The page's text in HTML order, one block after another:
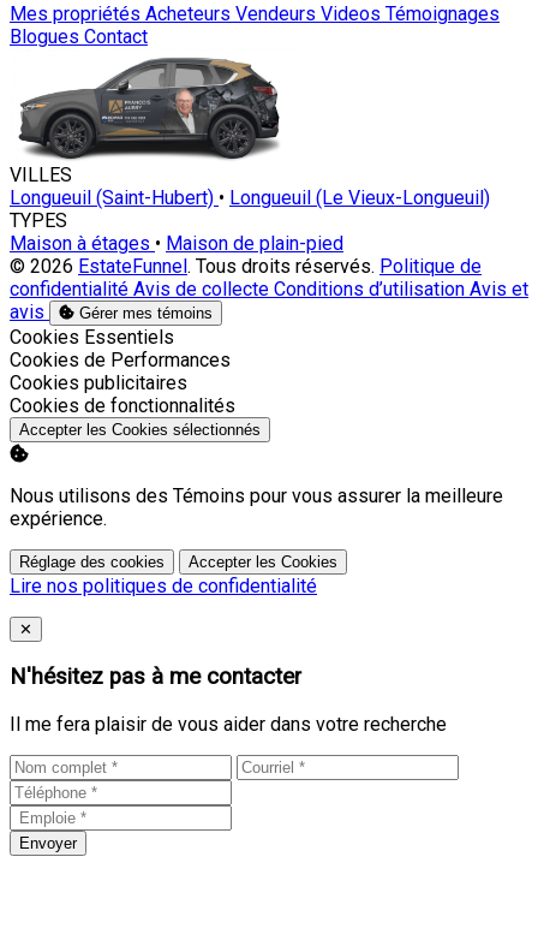
Mes propriétés Acheteurs Vendeurs Videos Témoignages
Blogues Contact
VILLES
Longueuil (Saint-Hubert) • Longueuil (Le Vieux-Longueuil)
TYPES
Maison à étages • Maison de plain-pied
© 2026 EstateFunnel. Tous droits réservés. Politique de
confidentialité Avis de collecte Conditions d’utilisation Avis et
avis
Gérer mes témoins
Activer
Cookies Essentiels
Activer
Cookies de Performances
Activer
Cookies publicitaires
Activer
Cookies de fonctionnalités
Accepter les Cookies sélectionnés
Nous utilisons des Témoins pour vous assurer la meilleure
expérience.
Réglage des cookies Accepter les Cookies
Lire nos politiques de confidentialité
Close
✕
N'hésitez pas à me contacter
Il me fera plaisir de vous aider dans votre recherche
Envoyer